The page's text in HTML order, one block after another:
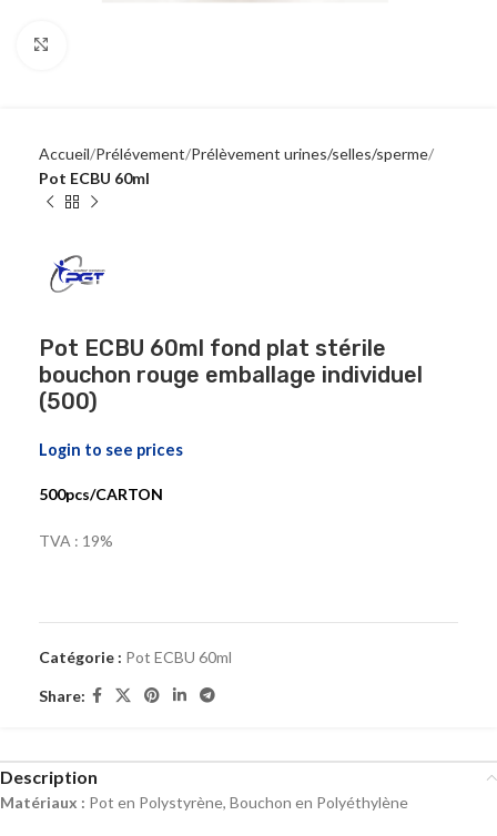
Accueil Prélévement Prélèvement urines/selles/sperme
Pot ECBU 60ml
Pot ECBU 60ml fond plat stérile
bouchon rouge emballage individuel
(500)
Login to see prices
500pcs/CARTON
TVA : 19%
Catégorie : Pot ECBU 60ml
Share:
Description
Matériaux : Pot en Polystyrène, Bouchon en Polyéthylène